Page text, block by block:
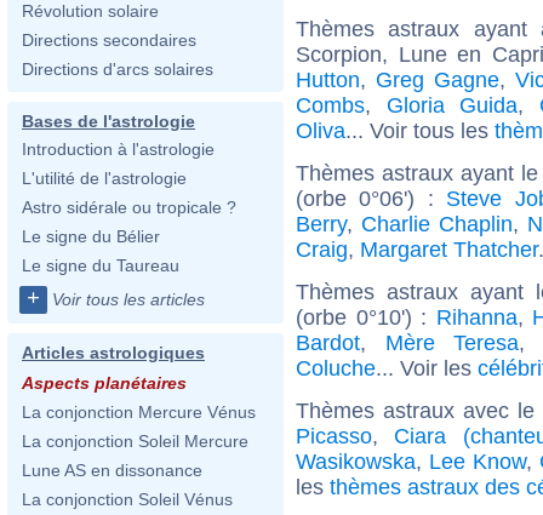
Révolution solaire
Directions secondaires
Directions d'arcs solaires
Bases de l'astrologie
Introduction à l'astrologie
L'utilité de l'astrologie
Astro sidérale ou tropicale ?
Le signe du Bélier
Le signe du Taureau
+ Voir tous les articles
Articles astrologiques
Aspects planétaires
La conjonction Mercure Vénus
La conjonction Soleil Mercure
Lune AS en dissonance
La conjonction Soleil Vénus
Thèmes astraux
Scorpion, Lune en
Hutton, Greg Gagne,
Combs, Gloria Guida,
Oliva... Voir tous les
Thèmes astraux ayant
(orbe 0°06') : Steve
Berry, Charlie Chaplin,
Craig, Margaret Thatcher
Thèmes astraux ayant
(orbe 0°10') : Rihanna,
Bardot, Mère Teresa,
Coluche... Voir les
Thèmes astraux avec
Picasso, Ciara
Wasikowska, Lee Know,
les thèmes astraux des